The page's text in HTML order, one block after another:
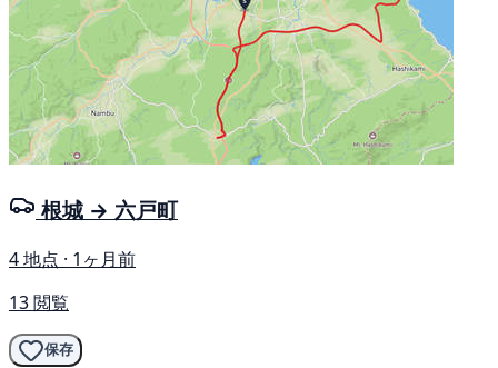
根城 → 六戸町
4 地点 · 1ヶ月前
13 閲覧
保存